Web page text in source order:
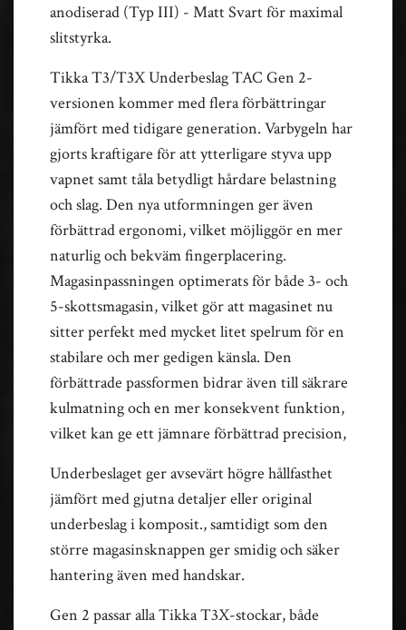
anodiserad (Typ III) - Matt Svart för maximal
slitstyrka.
Tikka T3/T3X Underbeslag TAC Gen 2-
versionen kommer med flera förbättringar
jämfört med tidigare generation. Varbygeln har
gjorts kraftigare för att ytterligare styva upp
vapnet samt tåla betydligt hårdare belastning
och slag. Den nya utformningen ger även
förbättrad ergonomi, vilket möjliggör en mer
naturlig och bekväm fingerplacering.
Magasinpassningen optimerats för både 3- och
5-skottsmagasin, vilket gör att magasinet nu
sitter perfekt med mycket litet spelrum för en
stabilare och mer gedigen känsla. Den
förbättrade passformen bidrar även till säkrare
kulmatning och en mer konsekvent funktion,
vilket kan ge ett jämnare förbättrad precision,
Underbeslaget ger avsevärt högre hållfasthet
jämfört med gjutna detaljer eller original
underbeslag i komposit., samtidigt som den
större magasinsknappen ger smidig och säker
hantering även med handskar.
Gen 2 passar alla Tikka T3X-stockar, både